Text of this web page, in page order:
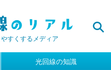
すくするメディア
光回線の知識